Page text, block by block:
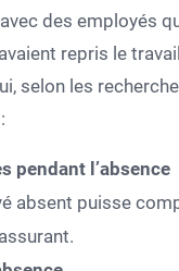
des employés
repris le
selon les
pendant l’absence
absent puisse